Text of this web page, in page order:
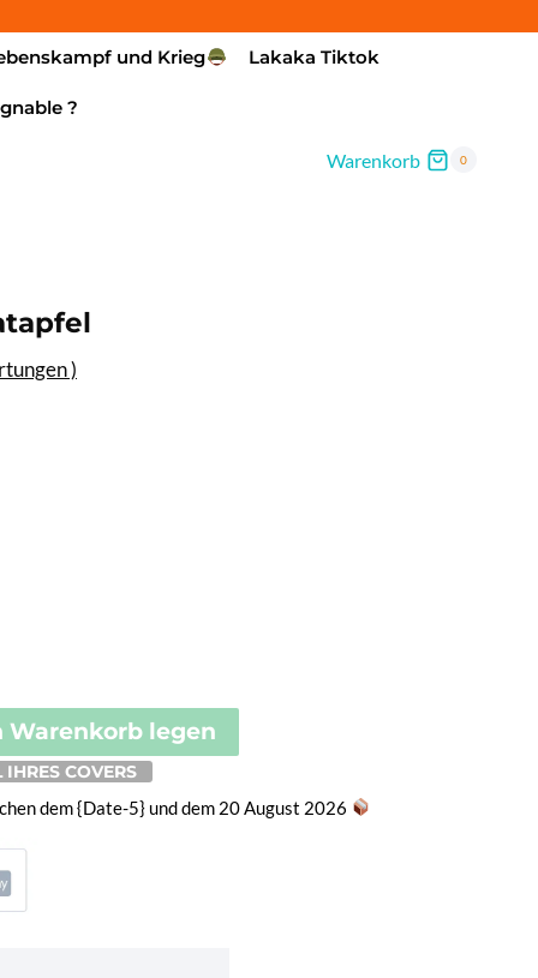
und Krieg Lakaka Tiktok
?
Warenkorb 0
)
Warenkorb legen
COVERS
dem {Date-5} und dem 20 August 2026